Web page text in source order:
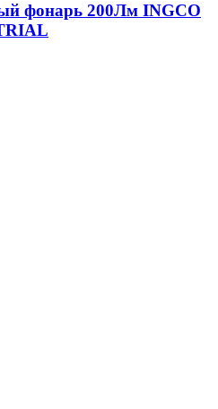
фонарь 200Лм INGCO